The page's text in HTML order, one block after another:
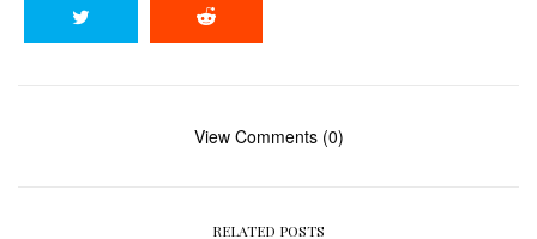
View Comments (0)
RELATED POSTS